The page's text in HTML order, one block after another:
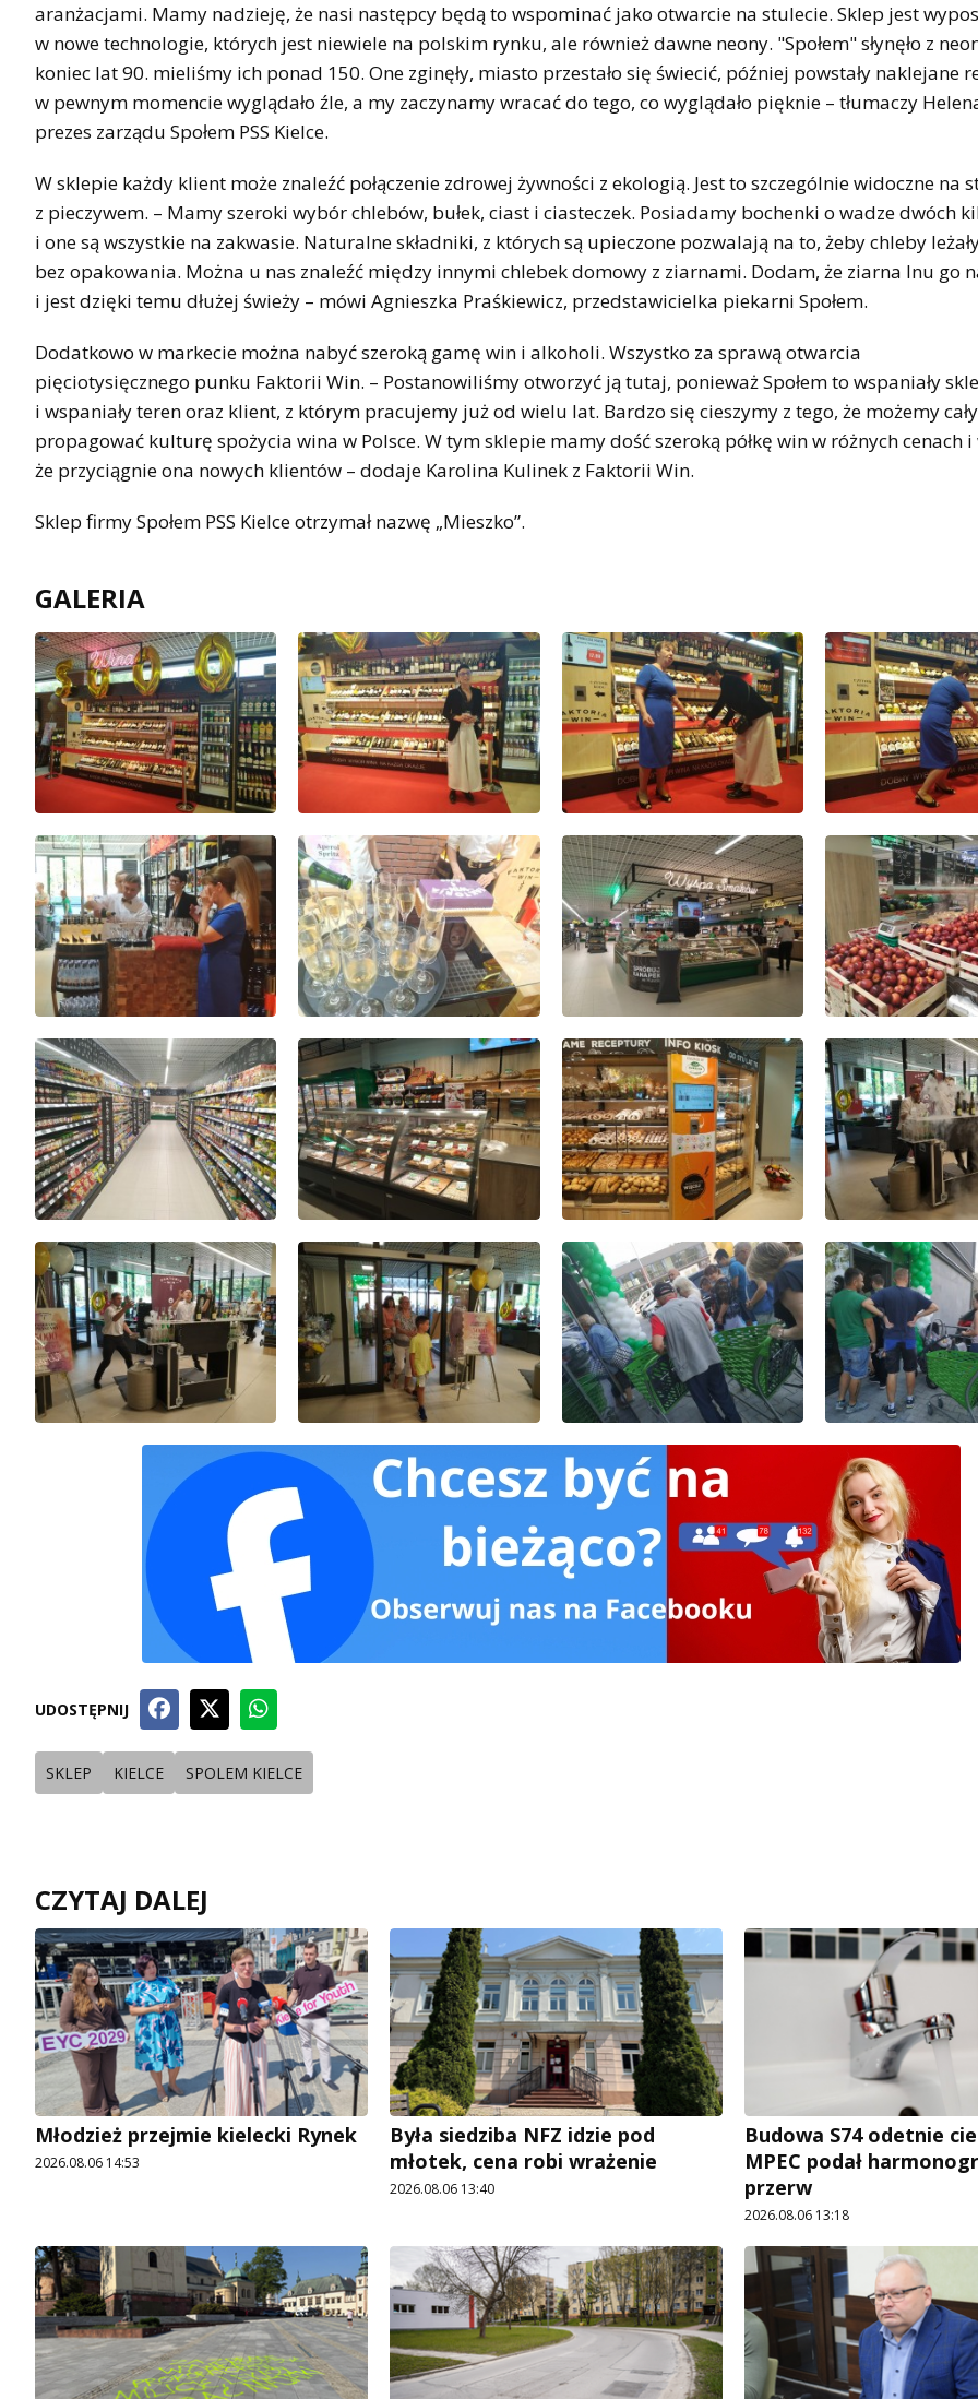
aranżacjami. Mamy nadzieję, że nasi następcy będą to wspominać jako otwarcie na stulecie. Sklep jest
w nowe technologie, których jest niewiele na polskim rynku, ale również dawne neony. "Społem" słynęło z
koniec lat 90. mieliśmy ich ponad 150. One zginęły, miasto przestało się świecić, później powstały naklejane
w pewnym momencie wyglądało źle, a my zaczynamy wracać do tego, co wyglądało pięknie – tłumaczy
prezes zarządu Społem PSS Kielce.
W sklepie każdy klient może znaleźć połączenie zdrowej żywności z ekologią. Jest to szczególnie widoczne na
z pieczywem. – Mamy szeroki wybór chlebów, bułek, ciast i ciasteczek. Posiadamy bochenki o wadze dwóch
i one są wszystkie na zakwasie. Naturalne składniki, z których są upieczone pozwalają na to, żeby chleby
bez opakowania. Można u nas znaleźć między innymi chlebek domowy z ziarnami. Dodam, że ziarna lnu go
i jest dzięki temu dłużej świeży – mówi Agnieszka Praśkiewicz, przedstawicielka piekarni Społem.
Dodatkowo w markecie można nabyć szeroką gamę win i alkoholi. Wszystko za sprawą otwarcia
pięciotysięcznego punku Faktorii Win. – Postanowiliśmy otworzyć ją tutaj, ponieważ Społem to wspaniały
i wspaniały teren oraz klient, z którym pracujemy już od wielu lat. Bardzo się cieszymy z tego, że możemy
propagować kulturę spożycia wina w Polsce. W tym sklepie mamy dość szeroką półkę win w różnych cenach
że przyciągnie ona nowych klientów – dodaje Karolina Kulinek z Faktorii Win.
Sklep firmy Społem PSS Kielce otrzymał nazwę „Mieszko”.
GALERIA
UDOSTĘPNIJ
SKLEP KIELCE SPOLEM KIELCE
CZYTAJ DALEJ
Młodzież przejmie kielecki Rynek
2026.08.06 14:53
Była siedziba NFZ idzie pod
młotek, cena robi wrażenie
2026.08.06 13:40
Budowa S74 odetnie
MPEC podał
przerw
2026.08.06 13:18